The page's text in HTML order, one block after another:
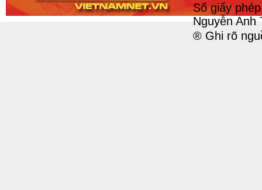
Số giấy
Nguyễn Anh
® Ghi rõ